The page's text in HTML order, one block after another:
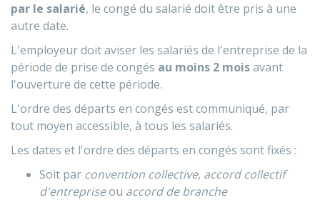
par le salarié, le congé du salarié doit être pris à une
autre date.
L'employeur doit aviser les salariés de l'entreprise de la
période de prise de congés au moins 2 moisavant
l'ouverture de cette période.
L'ordre des départs en congés est communiqué, par
tout moyen accessible, à tous les salariés.
Les dates et l'ordre des départs en congés sont fixés :
Soit par convention collective, accord collectif
d'entrepriseou accord de branche